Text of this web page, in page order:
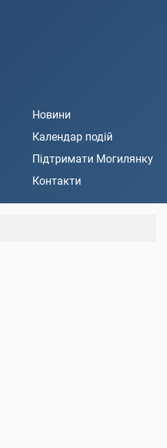
Новини
Календар подій
Підтримати Могилянку
Контакти